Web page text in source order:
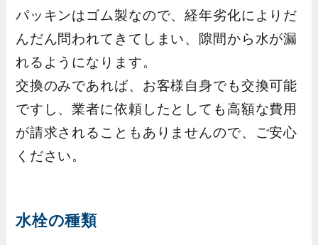
パッキンはゴム製なので、経年劣化によりだ
んだん問われてきてしまい、隙間から水が漏
れるようになります。
交換のみであれば、お客様自身でも交換可能
ですし、業者に依頼したとしても高額な費用
が請求されることもありませんので、ご安心
ください。
水栓の種類